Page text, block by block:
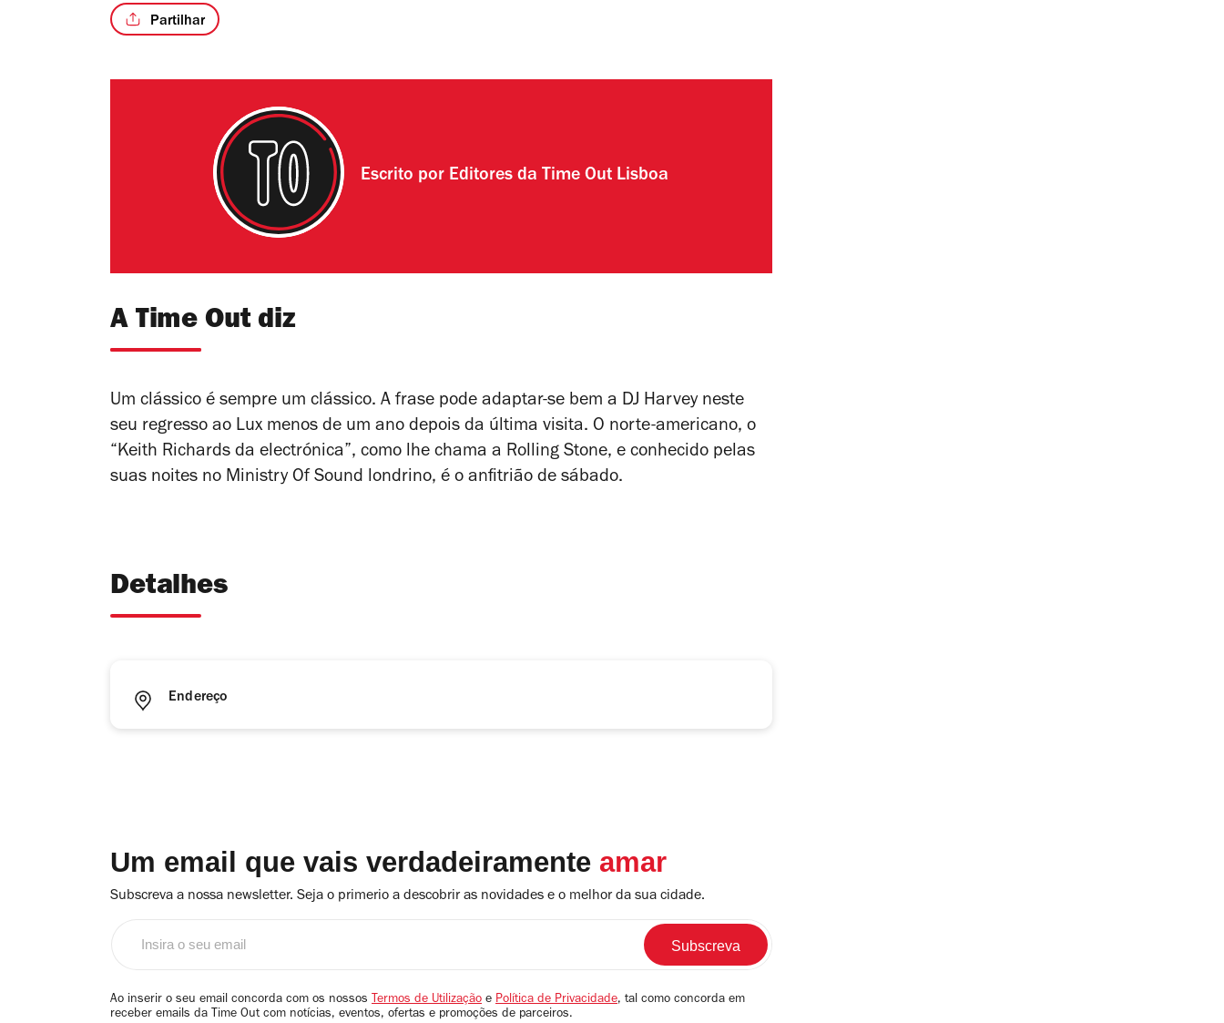
Partilhar
Escrito por Editores da Time Out Lisboa
A Time Out diz
Um clássico é sempre um clássico. A frase pode adaptar-se bem a DJ Harvey neste
seu regresso ao Lux menos de um ano depois da última visita. O norte-americano, o
“Keith Richards da electrónica”, como lhe chama a Rolling Stone, e conhecido pelas
suas noites no Ministry Of Sound londrino, é o anfitrião de sábado.
Detalhes
Endereço
Um email que vais verdadeiramente amar
Subscreva a nossa newsletter. Seja o primerio a descobrir as novidades e o melhor da sua cidade.
email
Ao inserir o seu email concorda com os nossos Termos de Utilização e Política de Privacidade, tal como concorda em
receber emails da Time Out com notícias, eventos, ofertas e promoções de parceiros.